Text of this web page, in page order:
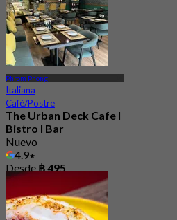
Phrom Phong
Italiana
Café/Postre
The Urban Deck Cafe I
Bistro I Bar
Nuevo
4.9
Desde ฿ 495